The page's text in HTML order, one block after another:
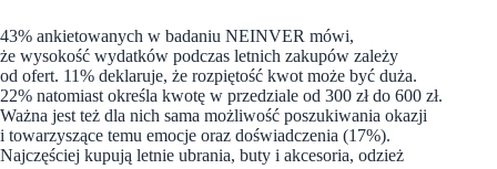
43% ankietowanych w badaniu NEINVER mówi,
że wysokość wydatków podczas letnich zakupów zależy
od ofert. 11% deklaruje, że rozpiętość kwot może być duża.
22% natomiast określa kwotę w przedziale od 300 zł do 600 zł.
Ważna jest też dla nich sama możliwość poszukiwania okazji
i towarzyszące temu emocje oraz doświadczenia (17%).
Najczęściej kupują letnie ubrania, buty i akcesoria, odzież